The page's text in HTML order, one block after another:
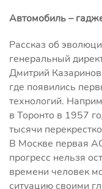
Автомобиль –
Рассказ об
генеральный
Дмитрий
где появились
технологий.
в Торонто в 1957
тысячи
В Москве первая
прогресс нельзя
времени человек
ситуацию своими